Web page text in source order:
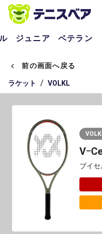
ジュニア ベテラン
前の画面へ戻る
ラケット / VOLKL
Vｰ
ブイセ